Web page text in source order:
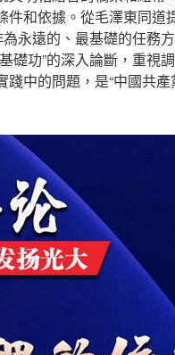
和依據。從毛澤東同道
永遠的、最基礎的任務
礎功”的深入論斷，重視
中的問題，是“中國共產